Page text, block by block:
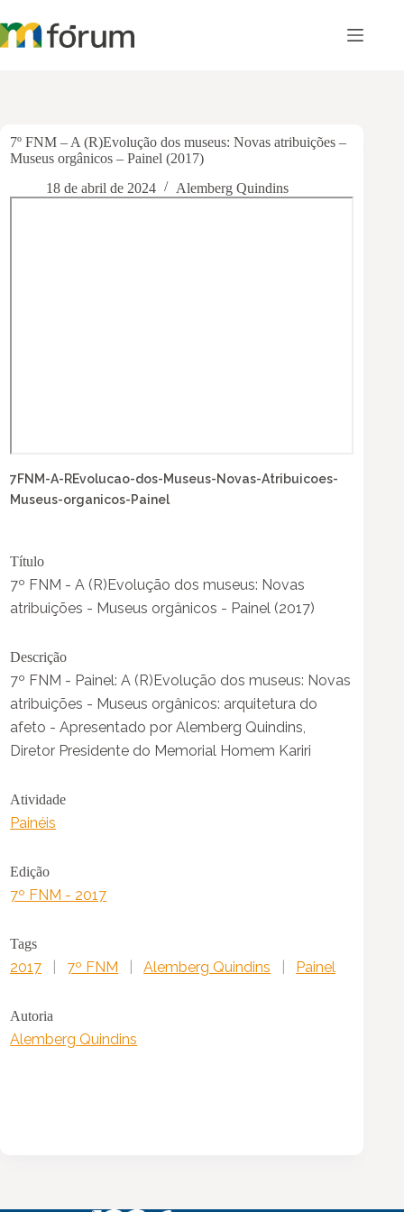
para
o
7º FNM – A (R)Evolução dos museus: Novas atribuições –
Museus orgânicos – Painel (2017)
18 de abril de 2024
Alemberg Quindins
7FNM-A-REvolucao-dos-Museus-Novas-Atribuicoes-
Museus-organicos-Painel
Título
7º FNM - A (R)Evolução dos museus: Novas
atribuições - Museus orgânicos - Painel (2017)
Descrição
7º FNM - Painel: A (R)Evolução dos museus: Novas
atribuições - Museus orgânicos: arquitetura do
afeto - Apresentado por Alemberg Quindins,
Diretor Presidente do Memorial Homem Kariri
Atividade
Painéis
Edição
7º FNM - 2017
Tags
2017 7º FNM Alemberg Quindins Painel
Autoria
Alemberg Quindins